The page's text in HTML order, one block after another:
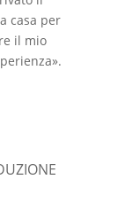
casa per
il mio